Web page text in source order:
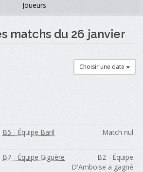
Joueurs
matchs du 26 janvier
Choisir une date
B5 - Équipe Baril Match nul
B7 - Équipe Giguère
B2 - Équipe
D'Amboise a gagné